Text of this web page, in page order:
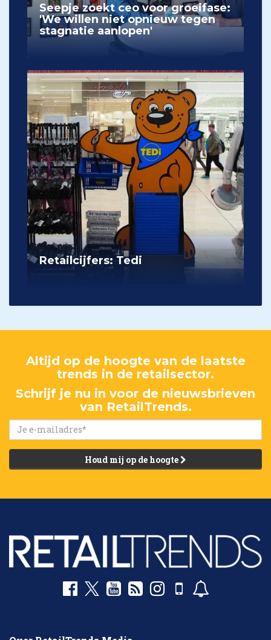
Seepje zoekt ceo voor groeifase:
'We willen niet opnieuw tegen
stagnatie aanlopen'
Retailcijfers: Tedi
Altijd op de hoogte van de laatste
trends in de retailsector.
Schrijf je nu in voor de nieuwsbrieven
van RetailTrends.
Houd mij op de hoogte